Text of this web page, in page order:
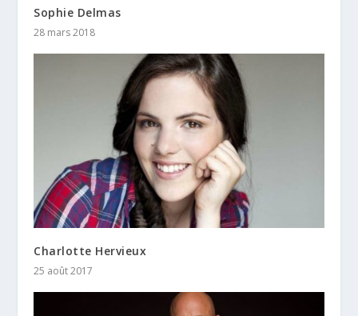
Sophie Delmas
28 mars 2018
Charlotte Hervieux
25 août 2017